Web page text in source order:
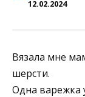
12.02.2024
Вязала мне
шерсти.
Одна варежка